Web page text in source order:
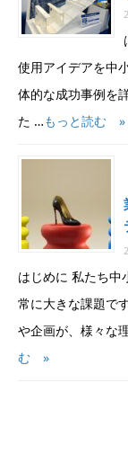
使用アイデアを中
体的な成功事例を
た …もっと読む »
はじめに 私たち中
常に大きな課題で
や企画が、様々な
む »